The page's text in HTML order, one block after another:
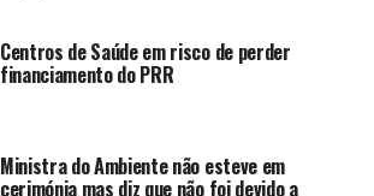
Centros de Saúde em risco de perder
financiamento do PRR
Ministra do Ambiente não esteve em
cerimónia mas diz que não foi devido a